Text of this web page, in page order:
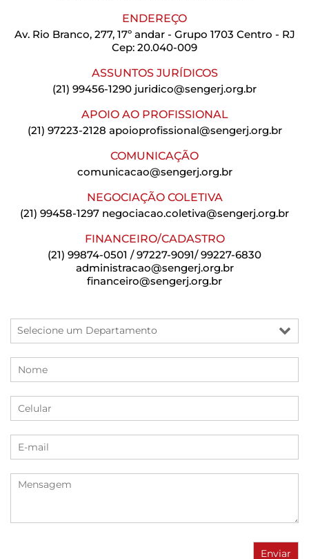
ENDEREÇO
Av. Rio Branco, 277, 17º andar - Grupo 1703 Centro - RJ
Cep: 20.040-009
ASSUNTOS JURÍDICOS
(21) 99456-1290 juridico@sengerj.org.br
APOIO AO PROFISSIONAL
(21) 97223-2128 apoioprofissional@sengerj.org.br
COMUNICAÇÃO
comunicacao@sengerj.org.br
NEGOCIAÇÃO COLETIVA
(21) 99458-1297 negociacao.coletiva@sengerj.org.br
FINANCEIRO/CADASTRO
(21) 99874-0501 / 97227-9091/ 99227-6830
administracao@sengerj.org.br
financeiro@sengerj.org.br